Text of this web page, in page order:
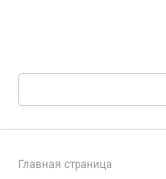
Поиск:
Главная страница